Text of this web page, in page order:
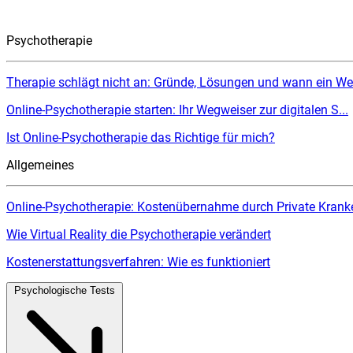
Psychotherapie
Therapie schlägt nicht an: Gründe, Lösungen und wann ein
Online-Psychotherapie starten: Ihr Wegweiser zur digitalen S...
Ist Online-Psychotherapie das Richtige für mich?
Allgemeines
Online-Psychotherapie: Kostenübernahme durch Private
Wie Virtual Reality die Psychotherapie verändert
Kostenerstattungsverfahren: Wie es funktioniert